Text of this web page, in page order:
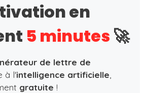
en
5 minutes 🚀
de lettre de
à l'intelligence artificielle
gratuite !